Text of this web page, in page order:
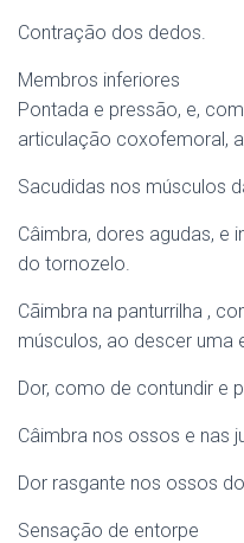
Contração dos dedos.
Membros inferiores
Pontada e pressão, e,
articulação coxofemoral,
Sacudidas nos músculos
Câimbra, dores agudas, e
do tornozelo.
Cãimbra na panturrilha ,
músculos, ao descer uma
Dor, como de contundir e
Câimbra nos ossos e nas
Dor rasgante nos ossos
Sensação de entorpe